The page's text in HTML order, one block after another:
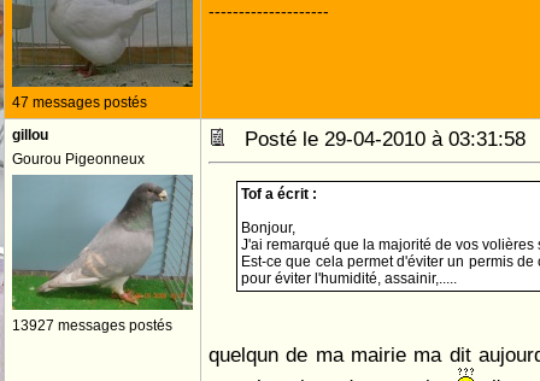
47 messages postés
--------------------
gillou
Gourou Pigeonneux
13927 messages postés
Posté le 29-04-2010 à
Tof a écrit :
Bonjour,
J'ai remarqué que la majorité de vos volières
Est-ce que cela permet d'éviter un permis
pour éviter l'humidité, assainir,.....
quelqun de ma mairie ma dit